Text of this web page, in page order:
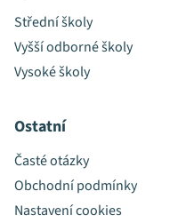
Střední školy
Vyšší odborné školy
Vysoké školy
Ostatní
Časté otázky
Obchodní podmínky
Nastavení cookies